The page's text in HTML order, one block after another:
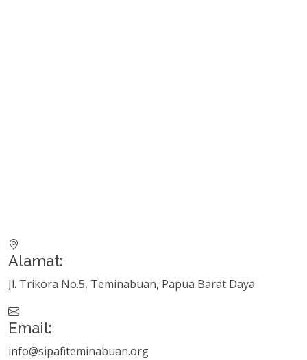
Alamat:
Jl. Trikora No.5, Teminabuan, Papua Barat Daya
Email:
info@sipafiteminabuan.org